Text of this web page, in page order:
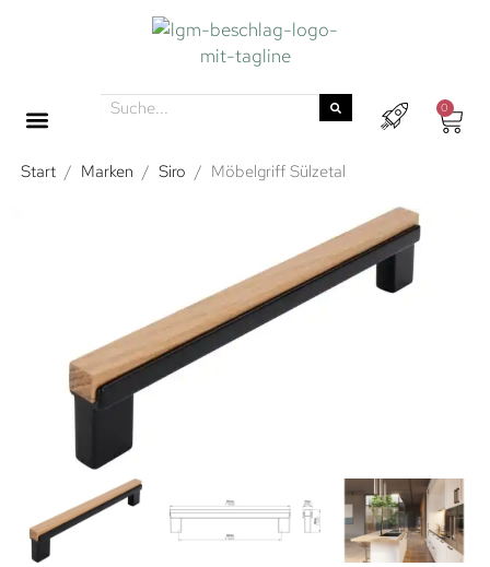
0
Start / Marken / Siro / Möbelgriff Sülzetal